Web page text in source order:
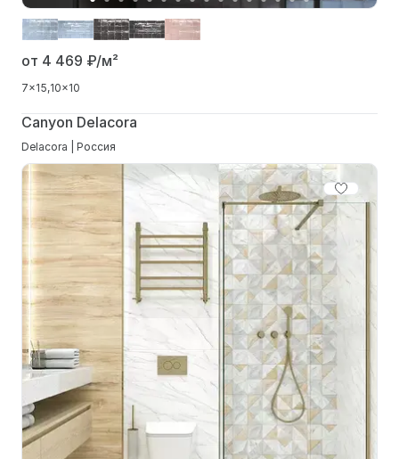
от 4 469 ₽/м²
7x15 10x10
Canyon Delacora
Delacora | Россия